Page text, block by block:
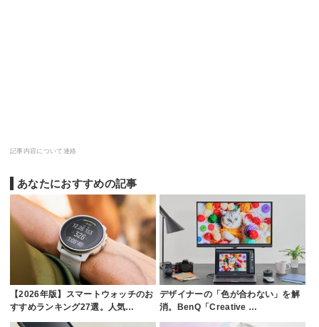
記事内容について連絡
あなたにおすすめの記事
【2026年版】スマートウォッチのお
すすめランキング27選。人気…
デザイナーの「色が合わない」を解
消。BenQ「Creative …